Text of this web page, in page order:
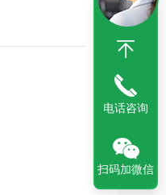
电话咨询
扫码加微信